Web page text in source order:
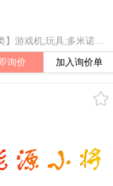
【28类】游戏机;玩具;多米诺骨牌;木偶;棋;体育活动用球;锻炼身体器械;射箭用器具;体育活动器械;游泳池（娱乐用品）
询价
加入询价单